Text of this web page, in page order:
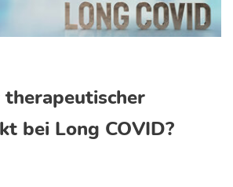
bei Long COVID?